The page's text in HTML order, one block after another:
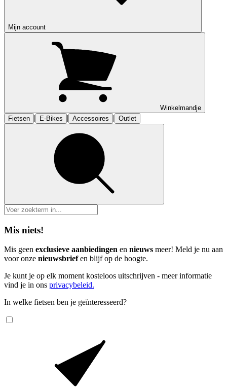
Mijn account
Winkelmandje
Fietsen | E-Bikes | Accessoires | Outlet
Mis niets!
Mis geen exclusieve aanbiedingen en nieuws meer! Meld je nu aan
voor onze nieuwsbriefen blijf op de hoogte.
Je kunt je op elk moment kosteloos uitschrijven - meer informatie
vind je in ons privacybeleid.
In welke fietsen ben je geïnteresseerd?